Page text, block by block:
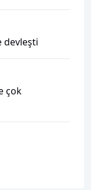
devleşti
çok